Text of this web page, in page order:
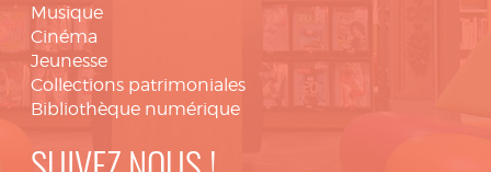
Musique
Cinéma
Jeunesse
Collections patrimoniales
Bibliothèque numérique